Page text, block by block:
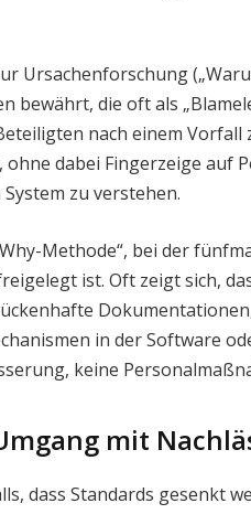
Ursachenforschung
bewährt, die oft als
nach einem Vorfall
dabei Fingerzeige auf
zu verstehen.
Methode“, bei der
ist. Oft zeigt sich,
in der Software
keine
mit
dass Standards gesenkt